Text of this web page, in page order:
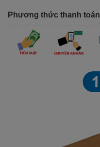
Phương thức thanh toán